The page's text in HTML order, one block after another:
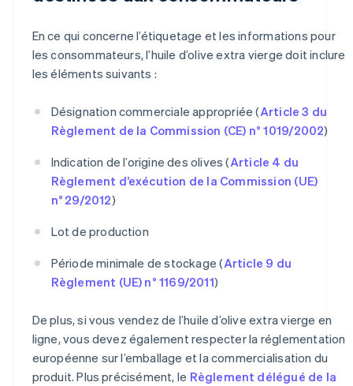
En ce qui concerne l’étiquetage et les informations pour
les consommateurs, l’huile d’olive extra vierge doit inclure
les éléments suivants :
Désignation commerciale appropriée (Article 3 du
Règlement de la Commission (CE) n° 1019/2002)
Indication de l’origine des olives (Article 4 du
Règlement d’exécution de la Commission (UE)
n° 29/2012)
Lot de production
Période minimale de stockage (Article 9 du
Règlement (UE) n° 1169/2011)
De plus, si vous vendez de l’huile d’olive extra vierge en
ligne, vous devez également respecter la réglementation
européenne sur l’emballage et la commercialisation du
produit. Plus précisément, le Règlement délégué de la